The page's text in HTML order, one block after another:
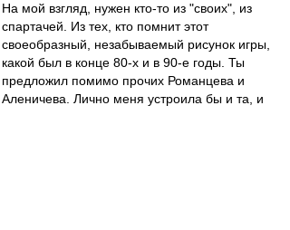
На мой взгляд, нужен кто-то из "своих", из
спартачей. Из тех, кто помнит этот
своеобразный, незабываемый рисунок игры,
какой был в конце 80-х и в 90-е годы. Ты
предложил помимо прочих Романцева и
Аленичева. Лично меня устроила бы и та, и